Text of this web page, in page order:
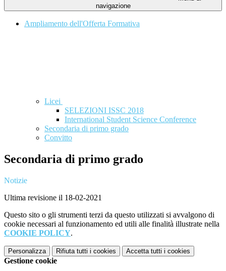
navigazione
Ampliamento dell'Offerta Formativa
Licei
SELEZIONI ISSC 2018
International Student Science Conference
Secondaria di primo grado
Convitto
Secondaria di primo grado
Notizie
Ultima revisione il 18-02-2021
Questo sito o gli strumenti terzi da questo utilizzati si avvalgono di
cookie necessari al funzionamento ed utili alle finalità illustrate nella
COOKIE POLICY.
Personalizza Rifiuta tutti i cookies Accetta tutti i cookies
Gestione cookie